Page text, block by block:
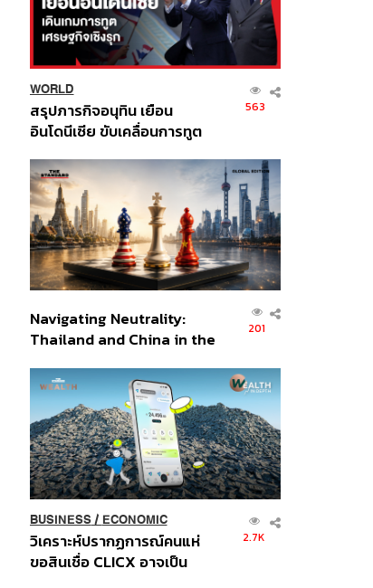
WORLD
สรุปภารกิจอนุทิน เยือน
อินโดนีเซีย ขับเคลื่อนการทูต
ส่วนยุทธศาสตร์ไทย –
อินโดนีเซีย
563
Navigating Neutrality:
Thailand and China in the
Order
201
BUSINESS/ ECONOMIC
วิเคราะห์ปรากฏการณ์คนแห่
ขอสินเชื่อ CLICX อาจเป็น
2.7K